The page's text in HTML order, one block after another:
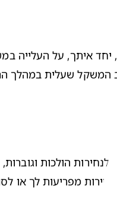
שעלית במהלך